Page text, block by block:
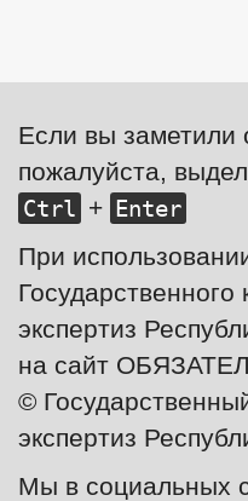
Если вы заметили
пожалуйста,
Ctrl + Enter
При
экспертиз
на сайт
©
экспертиз
Мы в социальных